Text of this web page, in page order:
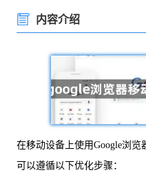
内容介绍
在移动设备上使用Google浏览
可以遵循以下优化步骤：